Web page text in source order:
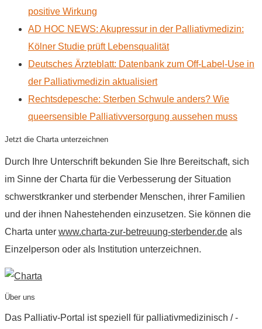
positive Wirkung
AD HOC NEWS: Akupressur in der Palliativmedizin:
Kölner Studie prüft Lebensqualität
Deutsches Ärzteblatt: Datenbank zum Off-Label-Use in
der Palliativmedizin aktualisiert
Rechtsdepesche: Sterben Schwule anders? Wie
queersensible Palliativversorgung aussehen muss
Jetzt die Charta unterzeichnen
Durch Ihre Unterschrift bekunden Sie Ihre Bereitschaft, sich
im Sinne der Charta für die Verbesserung der Situation
schwerstkranker und sterbender Menschen, ihrer Familien
und der ihnen Nahestehenden einzusetzen. Sie können die
Charta unter www.charta-zur-betreuung-sterbender.de als
Einzelperson oder als Institution unterzeichnen.
Über uns
Das Palliativ-Portal ist speziell für palliativmedizinisch / -